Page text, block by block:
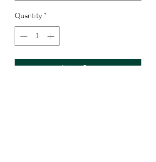
Quantity *
Add to Cart